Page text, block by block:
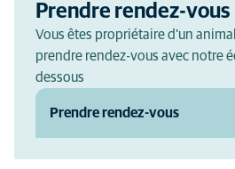
Prendre rendez-vous
Vous êtes propriétaire d'un
prendre rendez-vous avec notre
dessous
Prendre rendez-vous